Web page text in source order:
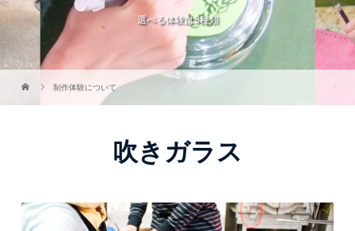
選べる体験は3種類
制作体験について
吹きガラス